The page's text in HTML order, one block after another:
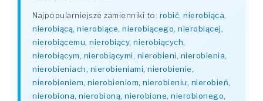
Najpopularniejsze zamienniki to: robić, nierobiąca,
nierobiącą, nierobiące, nierobiącego, nierobiącej,
nierobiącemu, nierobiący, nierobiących,
nierobiącym, nierobiącymi, nierobieni, nierobienia,
nierobieniach, nierobieniami, nierobienie,
nierobieniem, nierobieniom, nierobieniu, nierobień,
nierobiona, nierobioną, nierobione, nierobionego,